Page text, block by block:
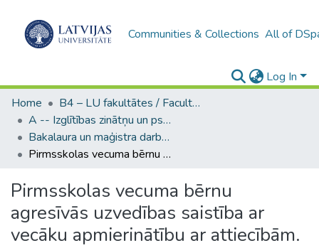
Communities & Collections All of
Log In
Home
B4 – LU fakultātes / Faculties of the UL
A -- Izglītības zinātņu un psiholoģijas fakultāte / Faculty of Education Sciences and Psychology
Bakalaura un maģistra darbi (PPMF) / Bachelor's and Master's theses
Pirmsskolas vecuma bērnu agresīvās uzvedības saistība ar vecāku apmierinātību ar attiecībām.
Pirmsskolas vecuma bērnu
agresīvās uzvedības saistība ar
vecāku apmierinātību ar attiecībām.